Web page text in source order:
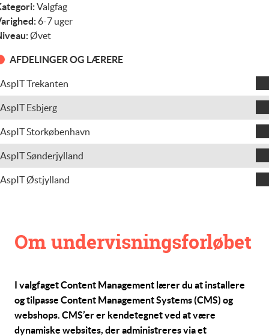
Om undervisningsforløbet
I valgfagetContent Management lærer du at installere
og tilpasse Content Management Systems (CMS) og
webshops. CMS’er er kendetegnet ved at være
dynamiske websites, der administreres via et
Valgfag
6-7 uger
Øvet
AFDELINGER OG LÆRERE
AspIT Trekanten
Kenneth Hougård Sørensen
AspIT Esbjerg
Rasmus Hein Midjord
AspIT Storkøbenhavn
Klement Baastrup Johansen
AspIT Sønderjylland
Jonas Greve
Hanne Lund
AspIT Østjylland